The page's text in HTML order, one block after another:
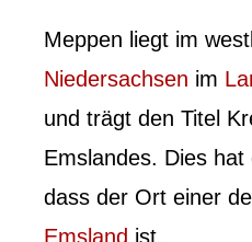
Meppen liegt im
Niedersachsen im
und trägt den Titel
Emslandes. Dies
dass der Ort einer
Emsland ist.